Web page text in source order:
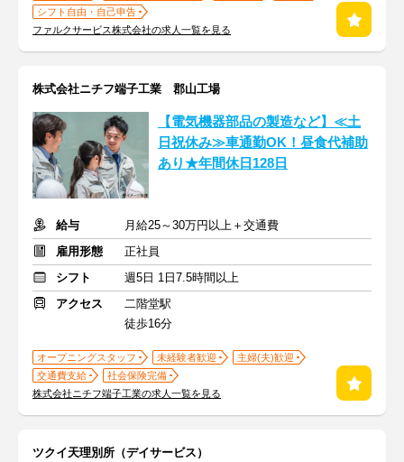
シフト自由・自己申告
ファルクサービス株式会社の求人一覧を見る
株式会社ニチフ端子工業 郡山工場
【電気機器部品の製造など】≪土
日祝休み≫車通勤OK！昼食代補助
あり★年間休日128日
給与
月給25～30万円以上＋交通費
雇用形態
正社員
シフト
週5日 1日7.5時間以上
アクセス
二階堂駅
徒歩16分
オープニングスタッフ 未経験者歓迎
主婦(夫)歓迎
交通費支給
社会保険完備
株式会社ニチフ端子工業の求人一覧を見る
ツクイ天理別所（デイサービス）